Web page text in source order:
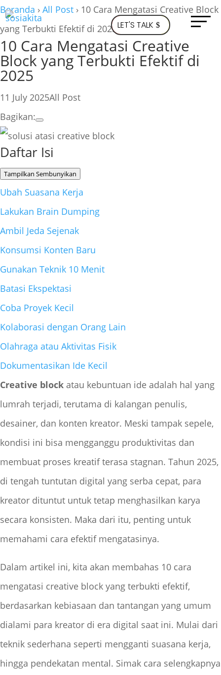
LET'S TALK
Beranda › All Post › 10 Cara Mengatasi Creative Block
yang Terbukti Efektif di 2025
10 Cara Mengatasi Creative
Block yang Terbukti Efektif di
2025
11 July 2025All Post
Bagikan:
Daftar Isi
Tampilkan Sembunyikan
Ubah Suasana Kerja
Lakukan Brain Dumping
Ambil Jeda Sejenak
Konsumsi Konten Baru
Gunakan Teknik 10 Menit
Batasi Ekspektasi
Coba Proyek Kecil
Kolaborasi dengan Orang Lain
Olahraga atau Aktivitas Fisik
Dokumentasikan Ide Kecil
Creative block atau kebuntuan ide adalah hal yang
lumrah terjadi, terutama di kalangan penulis,
desainer, dan konten kreator. Meski tampak sepele,
kondisi ini bisa mengganggu produktivitas dan
membuat proses kreatif terasa stagnan. Tahun 2025,
di tengah tuntutan digital yang serba cepat, para
kreator dituntut untuk tetap menghasilkan karya
secara konsisten. Maka dari itu, penting untuk
memahami cara efektif mengatasinya.
Dalam artikel ini, kita akan membahas 10 cara
mengatasi creative block yang terbukti efektif,
berdasarkan kebiasaan dan tantangan yang umum
dialami para kreator di era digital saat ini. Mulai dari
teknik sederhana seperti mengganti suasana kerja,
hingga pendekatan mental. Simak cara selengkapnya